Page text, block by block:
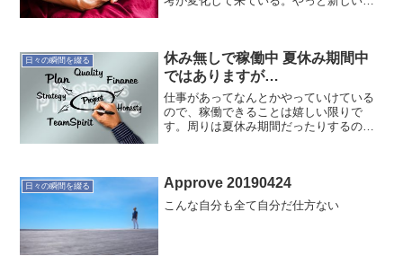
日々の瞬間を綴る
休み無しで稼働中 夏休み期間中
ではありますが…
仕事があってなんとかやっていけている
ので、稼働できることは嬉しい限りで
す。周りは夏休み期間だったりするので
で、ちゃんと次の設計構築に取...
日々の瞬間を綴る Approve 20190424
こんな自分も全て自分だ仕方ない